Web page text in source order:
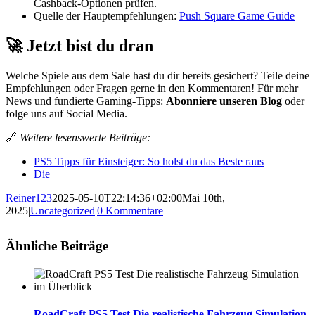
Cashback-Optionen prüfen.
Quelle der Hauptempfehlungen: Push Square Game Guide
🚀 Jetzt bist du dran
Welche Spiele aus dem Sale hast du dir bereits gesichert? Teile deine
Empfehlungen oder Fragen gerne in den Kommentaren! Für mehr
News und fundierte Gaming-Tipps: Abonniere unseren Blog oder
folge uns auf Social Media.
🔗 Weitere lesenswerte Beiträge:
PS5 Tipps für Einsteiger: So holst du das Beste raus
Die
Reiner1232025-05-10T22:14:36+02:00Mai 10th,
2025|Uncategorized|0 Kommentare
Ähnliche Beiträge